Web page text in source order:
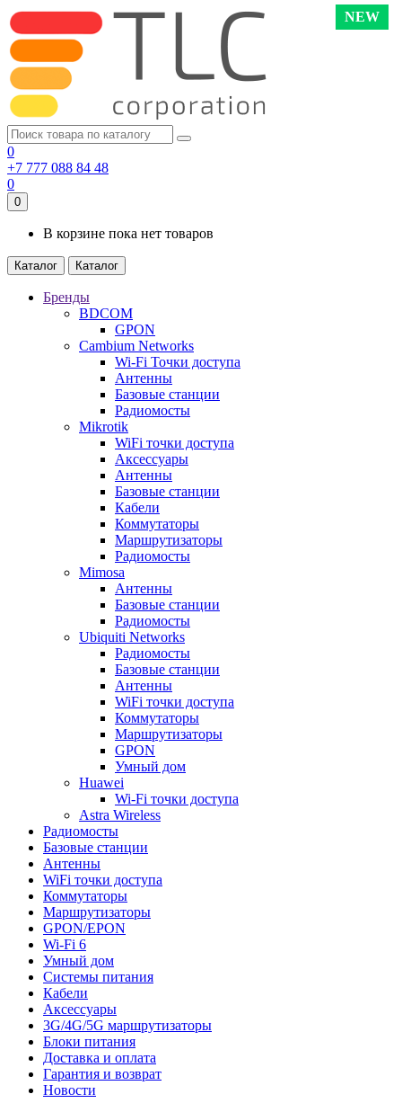
0
+7 777 088 84 48
0
0
В корзине пока нет товаров
Каталог Каталог
Бренды
BDCOM
GPON
Cambium Networks
Wi-Fi Точки доступа
Антенны
Базовые станции
Радиомосты
Mikrotik
WiFi точки доступа
Аксессуары
Антенны
Базовые станции
Кабели
Коммутаторы
Маршрутизаторы
Радиомосты
Mimosa
Антенны
Базовые станции
Радиомосты
Ubiquiti Networks
Радиомосты
Базовые станции
Антенны
WiFi точки доступа
Коммутаторы
Маршрутизаторы
GPON
Умный дом
Huawei
Wi-Fi точки доступа
Astra Wireless
Радиомосты
Базовые станции
Антенны
WiFi точки доступа
Коммутаторы
Маршрутизаторы
GPON/EPON
Wi-Fi 6
Умный дом
Системы питания
Кабели
Аксессуары
3G/4G/5G маршрутизаторы
Блоки питания
Доставка и оплата
Гарантия и возврат
Новости
NEW
NEW